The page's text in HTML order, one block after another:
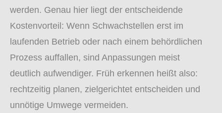
werden. Genau hier liegt der entscheidende
Kostenvorteil: Wenn Schwachstellen erst im
laufenden Betrieb oder nach einem behördlichen
Prozess auffallen, sind Anpassungen meist
deutlich aufwendiger. Früh erkennen heißt also:
rechtzeitig planen, zielgerichtet entscheiden und
unnötige Umwege vermeiden.